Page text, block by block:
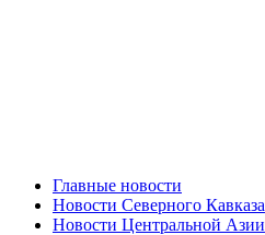
Главные новости
Новости Северного Кавказа
Новости Центральной Азии